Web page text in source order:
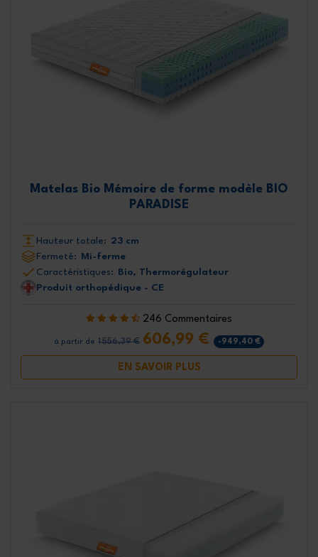
Matelas Bio Mémoire de forme modèle BIO
PARADISE
Hauteur totale: 23 cm
Fermeté:
Mi-ferme
Caractéristiques:
Bio, Thermorégulateur
Produit orthopédique - CE
246 Commentaires
à partir de 1 556,39 € 606,99 € -949,40 €
EN SAVOIR PLUS